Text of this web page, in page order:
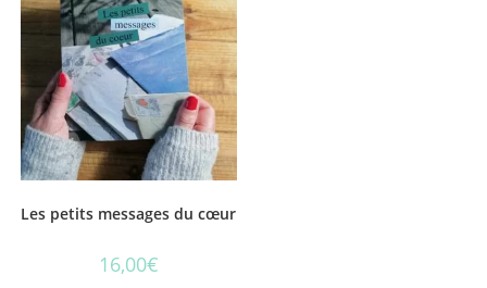
Les petits messages du cœur
16,00€